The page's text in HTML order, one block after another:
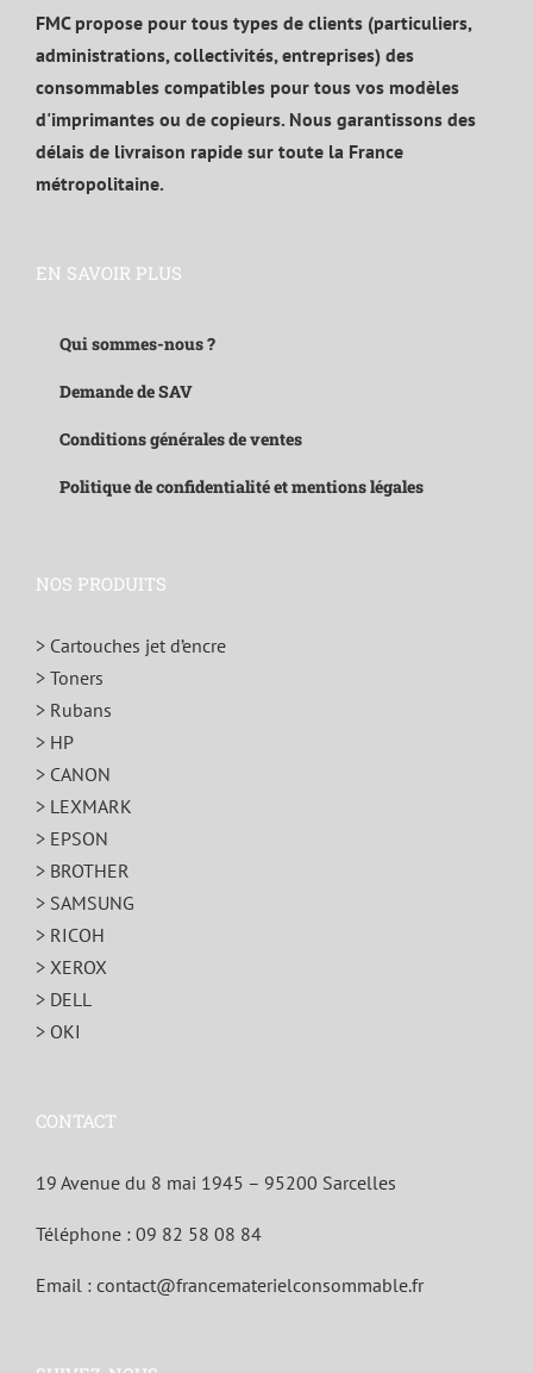
FMC propose pour tous types de clients (particuliers,
administrations, collectivités, entreprises) des
consommables compatibles pour tous vos modèles
d'imprimantes ou de copieurs. Nous garantissons des
délais de livraison rapide sur toute la France
métropolitaine.
EN SAVOIR PLUS
Qui sommes-nous ?
Demande de SAV
Conditions générales de ventes
Politique de confidentialité et mentions légales
NOS PRODUITS
> Cartouches jet d’encre
> Toners
> Rubans
> HP
> CANON
> LEXMARK
> EPSON
> BROTHER
> SAMSUNG
> RICOH
> XEROX
> DELL
> OKI
CONTACT
19 Avenue du 8 mai 1945 – 95200 Sarcelles
Téléphone : 09 82 58 08 84
Email : contact@francematerielconsommable.fr